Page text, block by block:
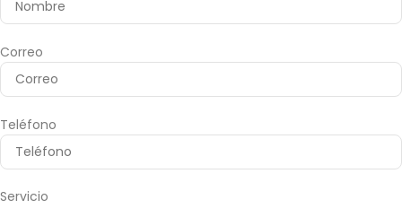
Correo
Teléfono
Servicio